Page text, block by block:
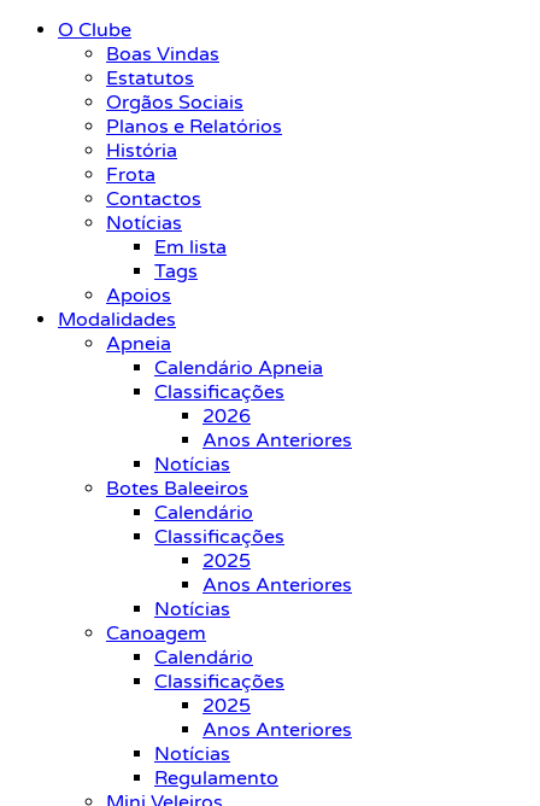
O Clube
Boas Vindas
Estatutos
Orgãos Sociais
Planos e Relatórios
História
Frota
Contactos
Notícias
Em lista
Tags
Apoios
Modalidades
Apneia
Calendário Apneia
Classificações
2026
Anos Anteriores
Notícias
Botes Baleeiros
Calendário
Classificações
2025
Anos Anteriores
Notícias
Canoagem
Calendário
Classificações
2025
Anos Anteriores
Notícias
Regulamento